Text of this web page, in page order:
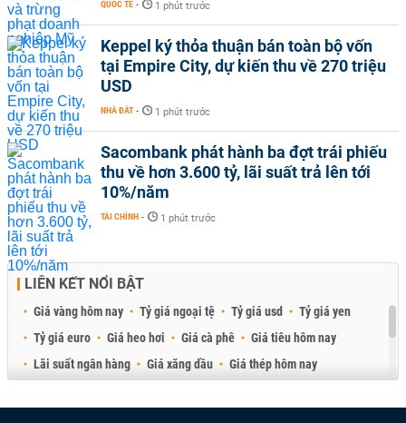
QUỐC TẾ - 1 phút trước
Keppel ký thỏa thuận bán toàn bộ vốn
tại Empire City, dự kiến thu về 270 triệu
USD
NHÀ ĐẤT - 1 phút trước
Sacombank phát hành ba đợt trái phiếu
thu về hơn 3.600 tỷ, lãi suất trả lên tới
10%/năm
TÀI CHÍNH - 1 phút trước
LIÊN KẾT NỔI BẬT
Giá vàng hôm nay Tỷ giá ngoại tệ Tỷ giá usd
Tỷ giá yen
Tỷ giá euro
Giá heo hơi Giá cà phê
Giá tiêu hôm nay
Lãi suất ngân hàng
Giá xăng dầu
Giá thép hôm nay